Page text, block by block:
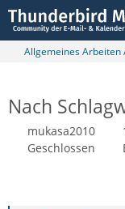
Allgemeines Arbeiten
Nach
mukasa2010
Geschlossen